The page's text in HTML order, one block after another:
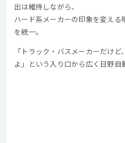
出は維持しながら、
ハード系メーカーの印象を変え
を統一。
「トラック・バスメーカーだけ
よ」という入り口から広く日野自